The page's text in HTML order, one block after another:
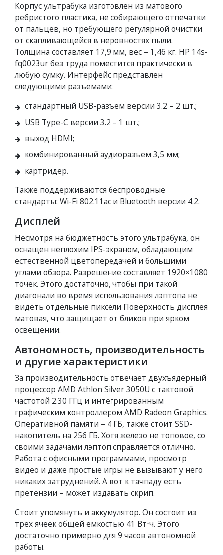
Корпус ультрабука изготовлен из матового
ребристого пластика, не собирающего отпечатки
от пальцев, но требующего регулярной очистки
от скапливающейся в неровностях пыли.
Толщина составляет 17,9 мм, вес – 1,46 кг. HP 14s-
fq0023ur без труда поместится практически в
любую сумку. Интерфейс представлен
следующими разъемами:
стандартный USB-разъем версии 3.2 – 2 шт.;
USB Type-С версии 3.2 – 1 шт.;
выход HDMI;
комбинированный аудиоразъем 3,5 мм;
картридер.
Также поддерживаются беспроводные
стандарты: Wi-Fi 802.11ac и Bluetooth версии 4.2.
Дисплей
Несмотря на бюджетность этого ультрабука, он
оснащен неплохим IPS-экраном, обладающим
естественной цветопередачей и большими
углами обзора. Разрешение составляет 1920×1080
точек. Этого достаточно, чтобы при такой
диагонали во время использования лэптопа не
видеть отдельные пиксели Поверхность дисплея
матовая, что защищает от бликов при ярком
освещении.
Автономность, производительность
и другие характеристики
За производительность отвечает двухъядерный
процессор AMD Athlon Silver 3050U с тактовой
частотой 2.30 ГГц и интегрированным
графическим контроллером AMD Radeon Graphics.
Оперативной памяти – 4 ГБ, также стоит SSD-
накопитель на 256 ГБ. Хотя железо не топовое, со
своими задачами лэптоп справляется отлично.
Работа с офисными программами, просмотр
видео и даже простые игры не вызывают у него
никаких затруднений. А вот к тачпаду есть
претензии – может издавать скрип.
Стоит упомянуть и аккумулятор. Он состоит из
трех ячеек общей емкостью 41 Вт⋅ч. Этого
достаточно примерно для 9 часов автономной
работы.